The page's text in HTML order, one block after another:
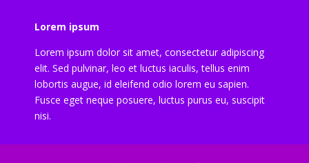
Lorem ipsum
Lorem ipsum dolor sit amet, consectetur adipiscing
elit. Sed pulvinar, leo et luctus iaculis, tellus enim
lobortis augue, id eleifend odio lorem eu sapien.
Fusce eget neque posuere, luctus purus eu, suscipit
nisi.